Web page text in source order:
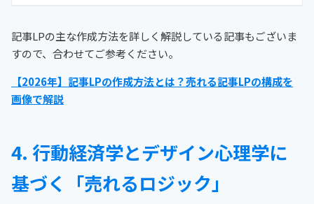
記事LPの主な作成方法を詳しく解説している記事もございま
すので、合わせてご参考ください。
【2026年】記事LPの作成方法とは？売れる記事LPの構成を
画像で解説
4. 行動経済学とデザイン心理学に
基づく「売れるロジック」